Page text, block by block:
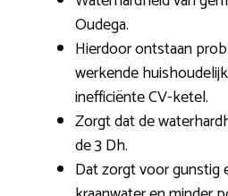
Oudega.
Hierdoor ontstaan
werkende
inefficiënte CV-ketel.
Zorgt dat de
de 3 Dh.
Dat zorgt voor gunstig